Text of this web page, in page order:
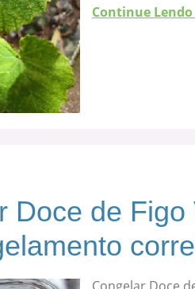
Continue Lendo
Doce de
Congelar Doce